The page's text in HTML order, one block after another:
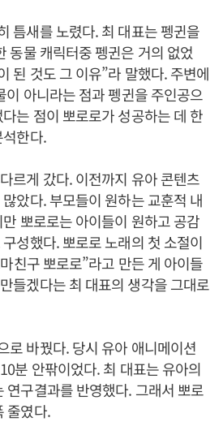
틈새를 노렸다. 최 대표는 펭귄을
동물 캐릭터중 펭귄은 거의 없었
된 것도 그 이유”라 말했다. 주변에
이 아니라는 점과 펭귄을 주인공으
는 점이 뽀로로가 성공하는 데 한
한다.
르게 갔다. 이전까지 유아 콘텐츠
았다. 부모들이 원하는 교훈적 내
뽀로로는 아이들이 원하고 공감
성했다. 뽀로로 노래의 첫 소절이
친구 뽀로로”라고 만든 게 아이들
들겠다는 최 대표의 생각을 그대로
로 바꿨다. 당시 유아 애니메이션
분 안팎이었다. 최 대표는 유아의
연구결과를 반영했다. 그래서 뽀로
줄였다.